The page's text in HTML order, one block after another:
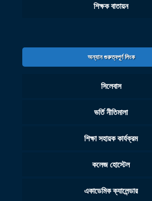
শিক্ষক বাতায়ন
অন্যান গুরুত্বপূর্ণ লিংক
সিলেবাস
ভর্তি নীতিমালা
শিক্ষা সহায়ক কার্যক্রম
কলেজ হোস্টেল
একাডেমিক ক্যালেন্ডার